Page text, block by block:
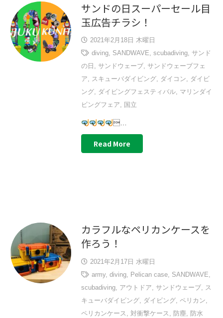
サンドの日スーパーセール目
玉広告チラシ！
2021年2月18日 木曜日
diving, SANDWAVE,scubadiving, サンド
の日 , サンドウェーブ, サンドウェーブフェ
ア, スキューバダイビング, ダイコン, ダイビ
ング, ダイビングフェスティバル, マリンダイ
ビングフェア, 国立
…
Read More
カラフルなペリカンケースを
作ろう！
2021年2月17日 水曜日
army,diving, Pelican case, SANDWAVE,
scubadiving, アウトドア, サンドウェーブ, ス
キューバダイビング, ダイビング,ペリカン,
ペリカンケース , 対衝撃ケース , 防塵, 防水